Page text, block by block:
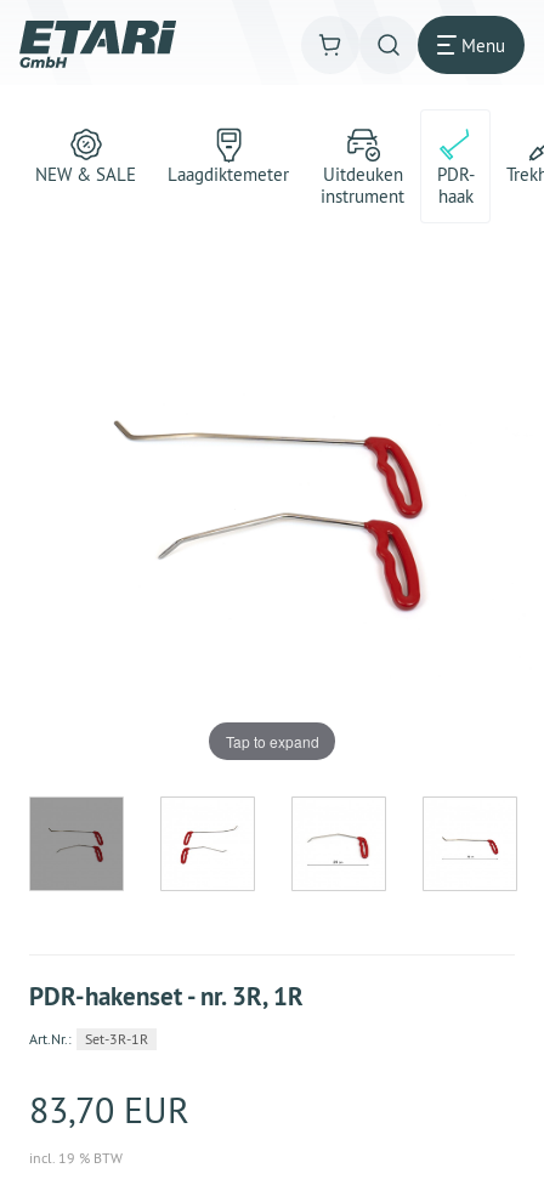
Menu
NEW & SALE Laagdiktemeter
Uitdeuken
instrument
PDR-
haak
Tap to expand
PDR-hakenset - nr. 3R, 1R
Art.Nr.: Set-3R-1R
83,70 EUR
incl. 19 % BTW